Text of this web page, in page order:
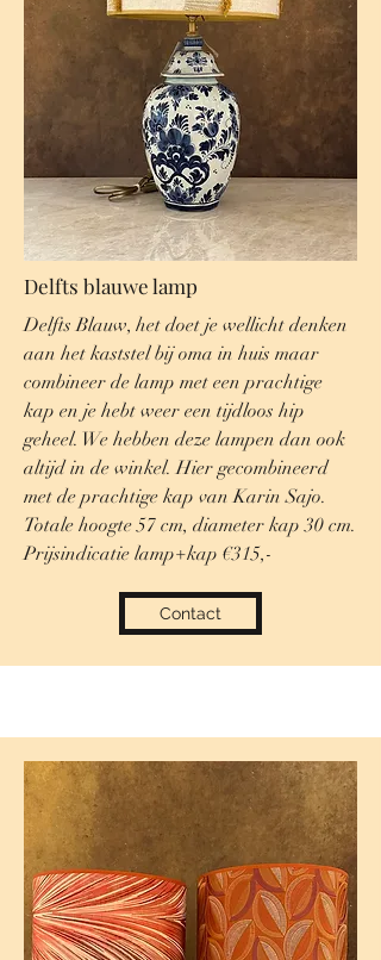
Delfts blauwe lamp
Delfts Blauw, het doet je wellicht denken
aan het kaststel bij oma in huis maar
combineer de lamp met een prachtige
kap en je hebt weer een tijdloos hip
geheel. We hebben deze lampen dan ook
altijd in de winkel. Hier gecombineerd
met de prachtige kap van Karin Sajo.
Totale hoogte 57 cm, diameter kap 30 cm.
Prijsindicatie lamp+kap €315,-
Contact